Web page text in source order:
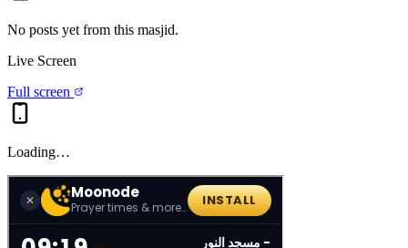
No posts yet from this masjid.
Live Screen
Full screen
Loading…